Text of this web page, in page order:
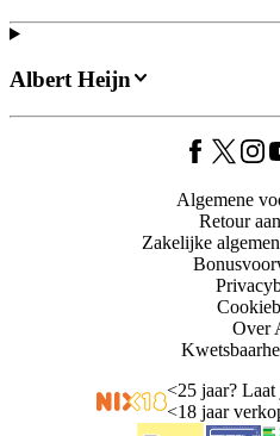
Albert Heijn
Algemene
Retour
Zakelijke
Over
<25 jaar?
<18 jaar